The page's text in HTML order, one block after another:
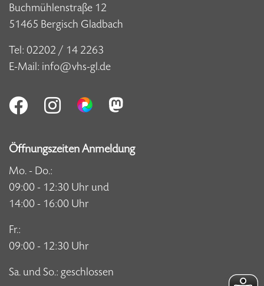
Buchmühlenstraße 12
51465 Bergisch Gladbach
Tel: 02202 / 14 2263
E-Mail: info@vhs-gl.de
Öffnungszeiten Anmeldung
Mo. - Do.:
09:00 - 12:30 Uhr und
14:00 - 16:00 Uhr
Fr.:
09:00 - 12:30 Uhr
Sa. und So.: geschlossen